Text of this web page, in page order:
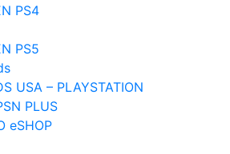
PS4
PS5
USA – PLAYSTATION
PLUS
eSHOP